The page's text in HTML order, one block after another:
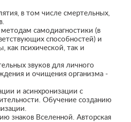
в том числе смертельных,
самодиагностики (в
способностей) и
как психической, так и
звуков для личного
и очищения организма -
и асинхронизации с
Обучение созданию
знаков Вселенной. Авторская